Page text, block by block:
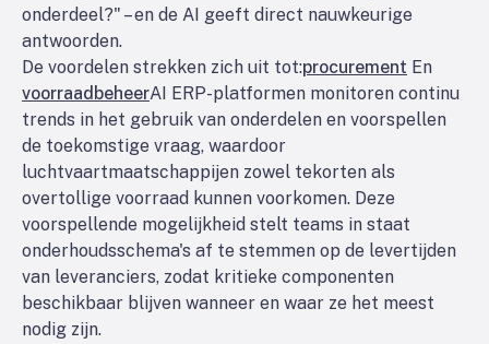
onderdeel?" – en de AI geeft direct nauwkeurige
antwoorden.
De voordelen strekken zich uit tot:procurement En
voorraadbeheerAI ERP-platformen monitoren continu
trends in het gebruik van onderdelen en voorspellen
de toekomstige vraag, waardoor
luchtvaartmaatschappijen zowel tekorten als
overtollige voorraad kunnen voorkomen. Deze
voorspellende mogelijkheid stelt teams in staat
onderhoudsschema's af te stemmen op de levertijden
van leveranciers, zodat kritieke componenten
beschikbaar blijven wanneer en waar ze het meest
nodig zijn.